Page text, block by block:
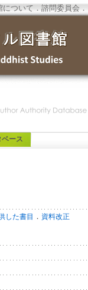
について ．諮問委員会 ．
ース
した書目 ． 資料改正